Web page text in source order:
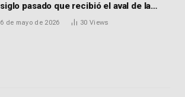
siglo pasado que recibió el aval de la
Justicia para reactivar una obra frenada
6 de mayo de 2026 30 Views